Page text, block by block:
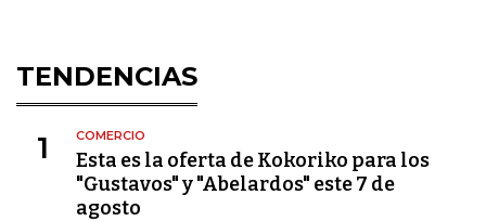
TENDENCIAS
1 COMERCIO
Esta es la oferta de Kokoriko para los
"Gustavos" y "Abelardos" este 7 de
agosto